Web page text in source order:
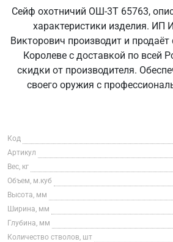
Сейф охотничий ОШ-3Т 65763,
характеристики изделия. ИП
Викторович производит и
Королеве с доставкой по всей
скидки от производителя.
своего оружия с
Код
Артикул
Вес, кг
Объем, м.куб
Высота, мм
Ширина, мм
Глубина, мм
Количество стволов, шт